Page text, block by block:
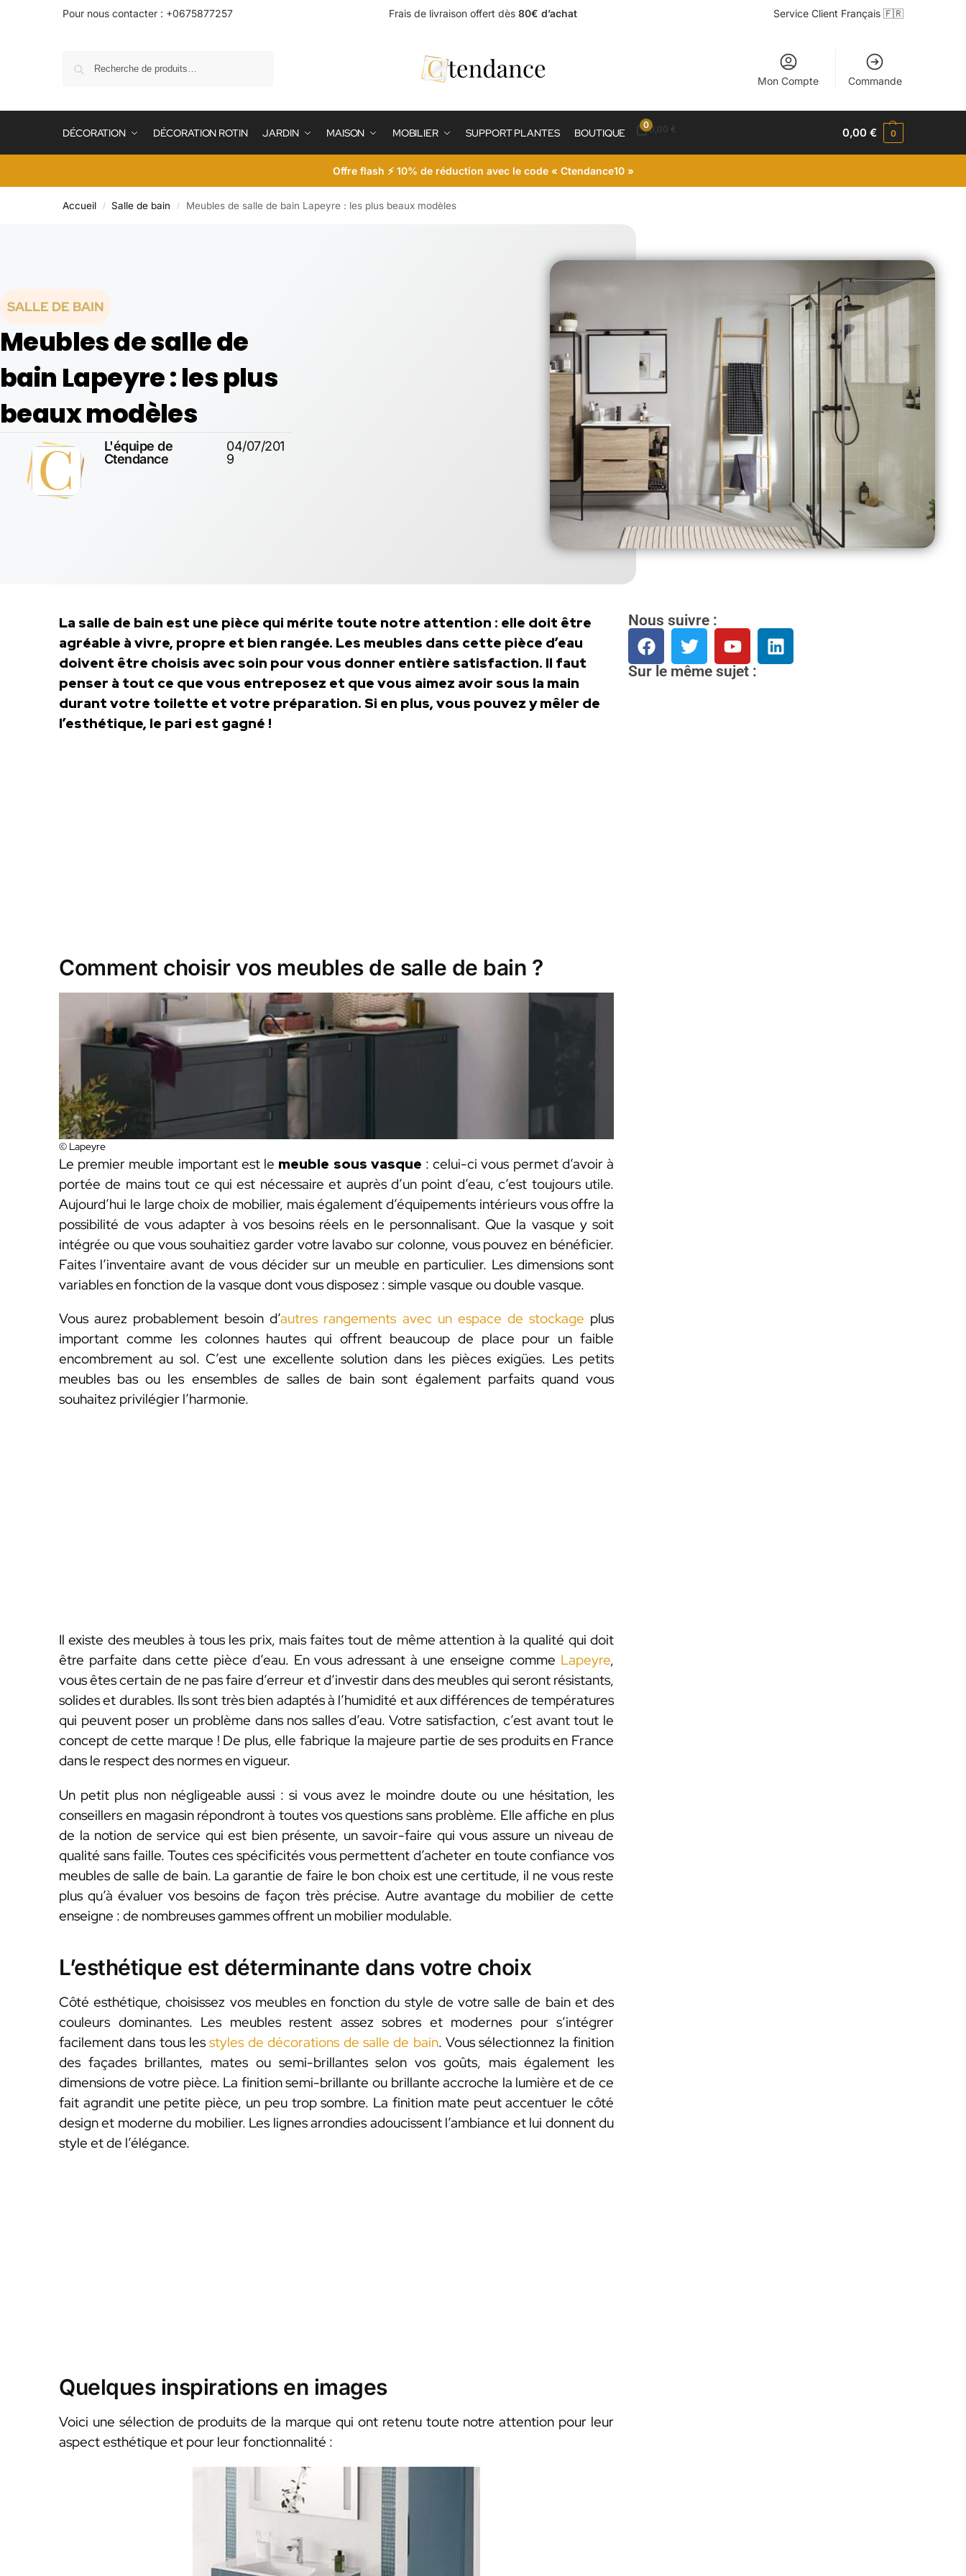
Pour nous contacter : +0675877257 Frais de livraison offert dès 80€ d’achat Service Client Français 🇫🇷
Mon Compte Commande
DÉCORATION DÉCORATION ROTIN JARDIN MAISON MOBILIER SUPPORT PLANTES BOUTIQUE
00,00 € 0,00€ 0
Offre flash ⚡ 10% de réduction avec le code « Ctendance10 »
Accueil / Salle de bain / Meubles de salle de bain Lapeyre : les plus beaux modèles
SALLE DE BAIN
Meubles de salle de
bain Lapeyre : les plus
beaux modèles
L'équipe de
Ctendance
04/07/201
9
La salle de bain est une pièce qui mérite toute notre attention : elle doit être
agréable à vivre, propre et bien rangée. Les meubles dans cette pièce d’eau
doivent être choisis avec soin pour vous donner entière satisfaction. Il faut
penser à tout ce que vous entreposez et que vous aimez avoir sous la main
durant votre toilette et votre préparation. Si en plus, vous pouvez y mêler de
l’esthétique, le pari est gagné !
Comment choisir vos meubles de salle de bain ?
© Lapeyre
Le premier meuble important est le meuble sous vasque : celui-ci vous permet d’avoir à
portée de mains tout ce qui est nécessaire et auprès d’un point d’eau, c’est toujours utile.
Aujourd’hui le large choix de mobilier, mais également d’équipements intérieurs vous offre la
possibilité de vous adapter à vos besoins réels en le personnalisant. Que la vasque y soit
intégrée ou que vous souhaitiez garder votre lavabo sur colonne, vous pouvez en bénéficier.
Faites l’inventaire avant de vous décider sur un meuble en particulier. Les dimensions sont
variables en fonction de la vasque dont vous disposez : simple vasque ou double vasque.
Vous aurez probablement besoin d’autres rangements avec un espace de stockage plus
important comme les colonnes hautes qui offrent beaucoup de place pour un faible
encombrement au sol. C’est une excellente solution dans les pièces exigües. Les petits
meubles bas ou les ensembles de salles de bain sont également parfaits quand vous
souhaitez privilégier l’harmonie.
Il existe des meubles à tous les prix, mais faites tout de même attention à la qualité qui doit
être parfaite dans cette pièce d’eau. En vous adressant à une enseigne comme Lapeyre,
vous êtes certain de ne pas faire d’erreur et d’investir dans des meubles qui seront résistants,
solides et durables. Ils sont très bien adaptés à l’humidité et aux différences de températures
qui peuvent poser un problème dans nos salles d’eau. Votre satisfaction, c’est avant tout le
concept de cette marque ! De plus, elle fabrique la majeure partie de ses produits en France
dans le respect des normes en vigueur.
Un petit plus non négligeable aussi : si vous avez le moindre doute ou une hésitation, les
conseillers en magasin répondront à toutes vos questions sans problème. Elle affiche en plus
de la notion de service qui est bien présente, un savoir-faire qui vous assure un niveau de
qualité sans faille. Toutes ces spécificités vous permettent d’acheter en toute confiance vos
meubles de salle de bain. La garantie de faire le bon choix est une certitude, il ne vous reste
plus qu’à évaluer vos besoins de façon très précise. Autre avantage du mobilier de cette
enseigne : de nombreuses gammes offrent un mobilier modulable.
L’esthétique est déterminante dans votre choix
Côté esthétique, choisissez vos meubles en fonction du style de votre salle de bain et des
couleurs dominantes. Les meubles restent assez sobres et modernes pour s’intégrer
facilement dans tous lesstyles de décorations de salle de bain. Vous sélectionnez la finition
des façades brillantes, mates ou semi-brillantes selon vos goûts, mais également les
dimensions de votre pièce. La finition semi-brillante ou brillante accroche la lumière et de ce
fait agrandit une petite pièce, un peu trop sombre. La finition mate peut accentuer le côté
design et moderne du mobilier. Les lignes arrondies adoucissent l’ambiance et lui donnent du
style et de l’élégance.
Quelques inspirations en images
Voici une sélection de produits de la marque qui ont retenu toute notre attention pour leur
aspect esthétique et pour leur fonctionnalité :
Nous suivre :
Sur le même sujet :